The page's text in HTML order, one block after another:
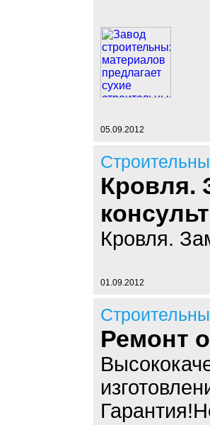
05.09.2012
Кровля.
Кровля.
01.09.2012
Ремонт